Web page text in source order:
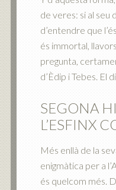
de veres: si al seu
d’entendre que
és immortal,
pregunta,
d’Èdip i Tebes. El
SEGONA
L’ESFINX
Més enllà de la
enigmàtica per a
és quelcom més.